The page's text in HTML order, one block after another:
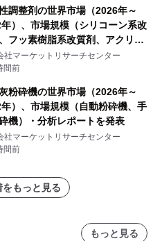
調整剤の世界市場（2026年～
）、市場規模（シリコーン系改
フッ素樹脂系改質剤、アクリル
剤、ポリウレタン系改質剤、ワ
系改質剤）・分析レポートを発
社マーケットリサーチセンター
間前
粉砕機の世界市場（2026年～
）、市場規模（自動粉砕機、手
機）・分析レポートを発表
社マーケットリサーチセンター
間前
をもっと見る
もっと見る